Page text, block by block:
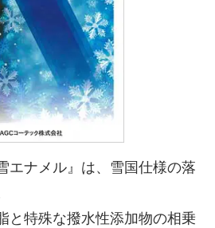
エナメル』は、雪国仕様の落
と特殊な撥水性添加物の相乗